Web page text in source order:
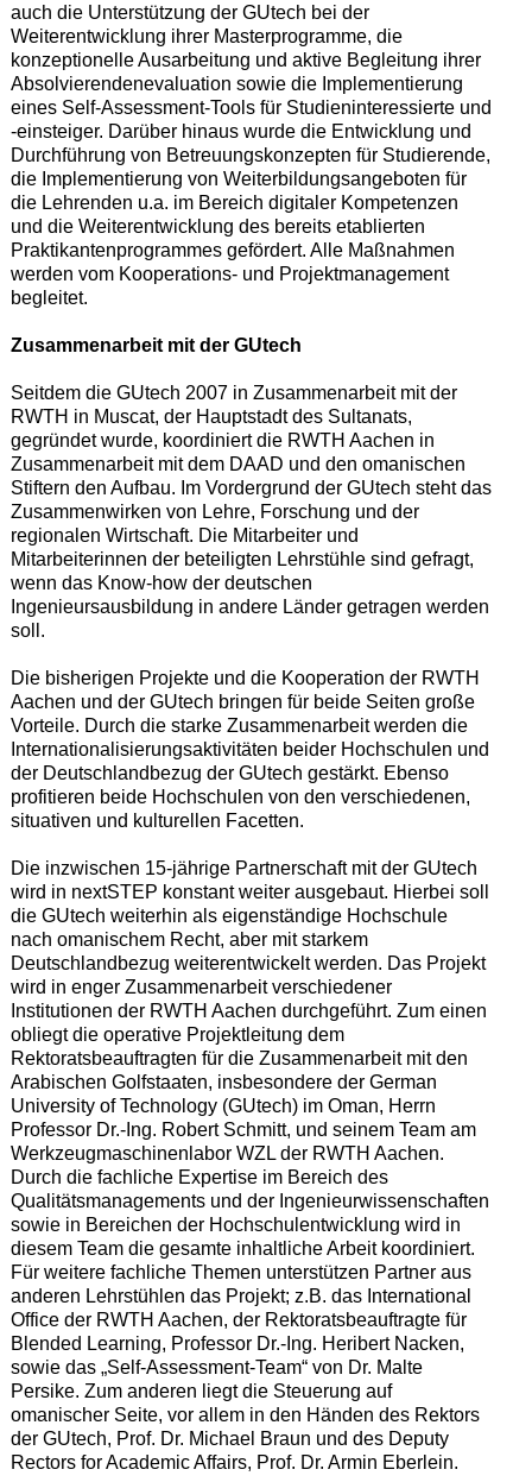
auch die Unterstützung der GUtech bei der
Weiterentwicklung ihrer Masterprogramme, die
konzeptionelle Ausarbeitung und aktive Begleitung ihrer
Absolvierendenevaluation sowie die Implementierung
eines Self-Assessment-Tools für Studieninteressierte und
-einsteiger. Darüber hinaus wurde die Entwicklung und
Durchführung von Betreuungskonzepten für Studierende,
die Implementierung von Weiterbildungsangeboten für
die Lehrenden u.a. im Bereich digitaler Kompetenzen
und die Weiterentwicklung des bereits etablierten
Praktikantenprogrammes gefördert. Alle Maßnahmen
werden vom Kooperations- und Projektmanagement
begleitet.
Zusammenarbeit mit der GUtech
Seitdem die GUtech 2007 in Zusammenarbeit mit der
RWTH in Muscat, der Hauptstadt des Sultanats,
gegründet wurde, koordiniert die RWTH Aachen in
Zusammenarbeit mit dem DAAD und den omanischen
Stiftern den Aufbau. Im Vordergrund der GUtech steht das
Zusammenwirken von Lehre, Forschung und der
regionalen Wirtschaft. Die Mitarbeiter und
Mitarbeiterinnen der beteiligten Lehrstühle sind gefragt,
wenn das Know-how der deutschen
Ingenieursausbildung in andere Länder getragen werden
soll.
Die bisherigen Projekte und die Kooperation der RWTH
Aachen und der GUtech bringen für beide Seiten große
Vorteile. Durch die starke Zusammenarbeit werden die
Internationalisierungsaktivitäten beider Hochschulen und
der Deutschlandbezug der GUtech gestärkt. Ebenso
profitieren beide Hochschulen von den verschiedenen,
situativen und kulturellen Facetten.
Die inzwischen 15-jährige Partnerschaft mit der GUtech
wird in nextSTEP konstant weiter ausgebaut. Hierbei soll
die GUtech weiterhin als eigenständige Hochschule
nach omanischem Recht, aber mit starkem
Deutschlandbezug weiterentwickelt werden. Das Projekt
wird in enger Zusammenarbeit verschiedener
Institutionen der RWTH Aachen durchgeführt. Zum einen
obliegt die operative Projektleitung dem
Rektoratsbeauftragten für die Zusammenarbeit mit den
Arabischen Golfstaaten, insbesondere der German
University of Technology (GUtech) im Oman, Herrn
Professor Dr.-Ing. Robert Schmitt, und seinem Team am
Werkzeugmaschinenlabor WZL der RWTH Aachen.
Durch die fachliche Expertise im Bereich des
Qualitätsmanagements und der Ingenieurwissenschaften
sowie in Bereichen der Hochschulentwicklung wird in
diesem Team die gesamte inhaltliche Arbeit koordiniert.
Für weitere fachliche Themen unterstützen Partner aus
anderen Lehrstühlen das Projekt; z.B. das International
Office der RWTH Aachen, der Rektoratsbeauftragte für
Blended Learning, Professor Dr.-Ing. Heribert Nacken,
sowie das „Self-Assessment-Team“ von Dr. Malte
Persike. Zum anderen liegt die Steuerung auf
omanischer Seite, vor allem in den Händen des Rektors
der GUtech, Prof. Dr. Michael Braun und des Deputy
Rectors for Academic Affairs, Prof. Dr. Armin Eberlein.